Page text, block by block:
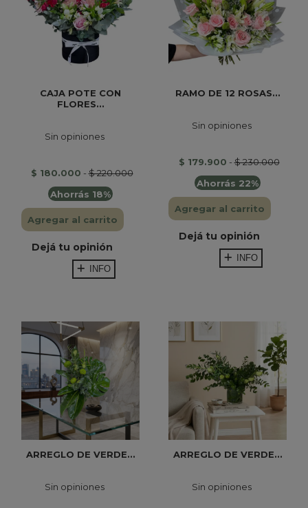
CAJA POTE CON
FLORES...
Sin opiniones
$ 180.000 -$ 220.000
Ahorrás 18%
Agregar al carrito
Dejá tu opinión
INFO
RAMO DE 12 ROSAS...
Sin opiniones
$ 179.900 -$ 230.000
Ahorrás 22%
Agregar al carrito
Dejá tu opinión
INFO
ARREGLO DE VERDE...
Sin opiniones
ARREGLO DE VERDE...
Sin opiniones